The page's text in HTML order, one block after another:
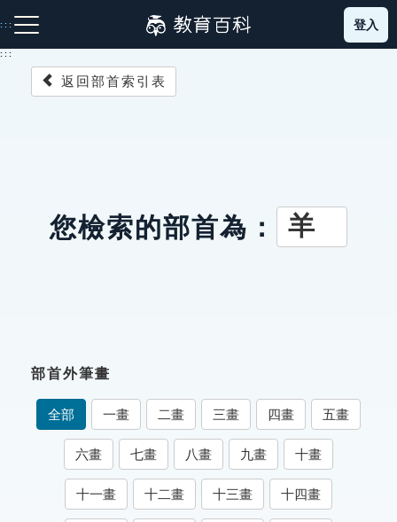
到
主
:::
成語故事
索引選單
知識索引
單字索引
生命大百科索引
登入
:::
返回部首索引表
您檢索的部首為： 羊
部首外筆畫
全部 一畫 二畫 三畫 四畫 五畫
六畫 七畫 八畫 九畫 十畫
十一畫 十二畫 十三畫 十四畫